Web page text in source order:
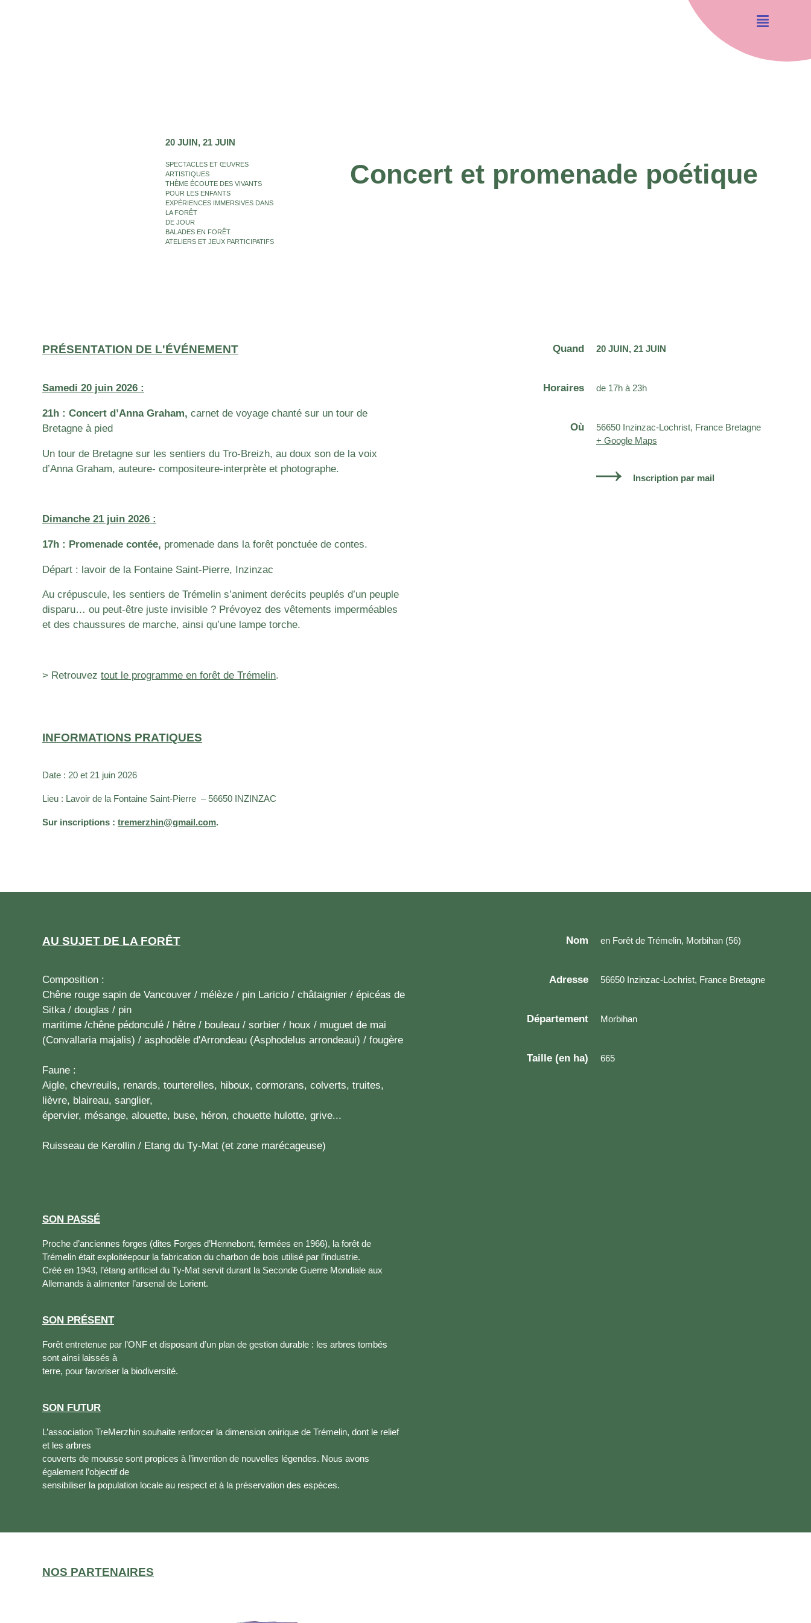
20 JUIN 21 JUIN
SPECTACLES ET ŒUVRES
ARTISTIQUES
THÈME ÉCOUTE DES VIVANTS
POUR LES ENFANTS
EXPÉRIENCES IMMERSIVES DANS
LA FORÊT
DE JOUR
BALADES EN FORÊT
ATELIERS ET JEUX PARTICIPATIFS
Concert et promenade poétique
PRÉSENTATION DE L'ÉVÉNEMENT
Samedi 20 juin 2026 :
21h : Concert d’Anna Graham, carnet de voyage chanté sur un tour de
Bretagne à pied
Un tour de Bretagne sur les sentiers du Tro-Breizh, au doux son de la voix
d’Anna Graham, auteure- compositeure-interprète et photographe.
Dimanche 21 juin 2026 :
17h : Promenade contée, promenade dans la forêt ponctuée de contes.
Départ : lavoir de la Fontaine Saint-Pierre, Inzinzac
Au crépuscule, les sentiers de Trémelin s’animent derécits peuplés d’un peuple
disparu… ou peut-être juste invisible ? Prévoyez des vêtements imperméables
et des chaussures de marche, ainsi qu’une lampe torche.
> Retrouvez tout le programme en forêt de Trémelin.
INFORMATIONS PRATIQUES
Date : 20 et 21 juin 2026
Lieu : Lavoir de la Fontaine Saint-Pierre – 56650 INZINZAC
Sur inscriptions : tremerzhin@gmail.com.
Quand 20 JUIN 21 JUIN
Horaires de 17h à 23h
Où
56650 Inzinzac-Lochrist, France Bretagne
+ Google Maps
Inscription par mail
AU SUJET DE LA FORÊT
Composition :
Chêne rouge sapin de Vancouver / mélèze / pin Laricio / châtaignier / épicéas de
Sitka / douglas / pin
maritime /chêne pédonculé / hêtre / bouleau / sorbier / houx / muguet de mai
(Convallaria majalis) / asphodèle d'Arrondeau (Asphodelus arrondeaui) / fougère
Faune :
Aigle, chevreuils, renards, tourterelles, hiboux, cormorans, colverts, truites,
lièvre, blaireau, sanglier,
épervier, mésange, alouette, buse, héron, chouette hulotte, grive...
Ruisseau de Kerollin / Etang du Ty-Mat (et zone marécageuse)
SON PASSÉ
Proche d’anciennes forges (dites Forges d’Hennebont, fermées en 1966), la forêt de
Trémelin était exploitéepour la fabrication du charbon de bois utilisé par l’industrie.
Créé en 1943, l’étang artificiel du Ty-Mat servit durant la Seconde Guerre Mondiale aux
Allemands à alimenter l’arsenal de Lorient.
SON PRÉSENT
Forêt entretenue par l’ONF et disposant d’un plan de gestion durable : les arbres tombés
sont ainsi laissés à
terre, pour favoriser la biodiversité.
SON FUTUR
L’association TreMerzhin souhaite renforcer la dimension onirique de Trémelin, dont le relief
et les arbres
couverts de mousse sont propices à l’invention de nouvelles légendes. Nous avons
également l’objectif de
sensibiliser la population locale au respect et à la préservation des espèces.
Nom en Forêt de Trémelin, Morbihan (56)
Adresse 56650 Inzinzac-Lochrist, France Bretagne
Département Morbihan
Taille (en ha) 665
NOS PARTENAIRES